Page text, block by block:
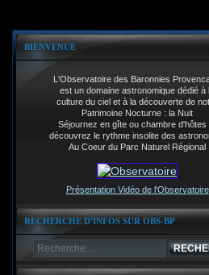
BIENVENUE
L'Observatoire des Baronnies
est un domaine astronomique dédié à
culture du ciel et à la découverte de
Patrimoine Nocturne : la Nuit
Séjournez en gîte ou chambre d'hôtes
découvrez le rythme insolite des
Au Coeur du Parc Naturel Régional
Présentation Vidéo de l'Observatoire
RECHERCHE D'INFOS SUR OBS-BP